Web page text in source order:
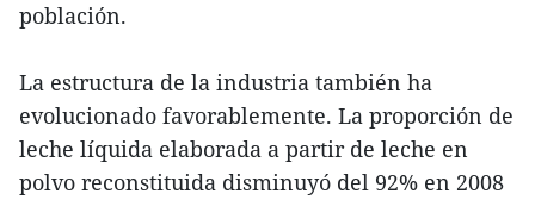
población.
La estructura de la industria también ha
evolucionado favorablemente. La proporción de
leche líquida elaborada a partir de leche en
polvo reconstituida disminuyó del 92% en 2008